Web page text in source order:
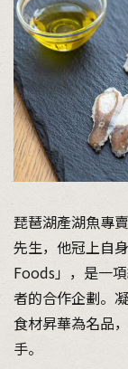
琵琶湖產湖魚專
先生，他冠上自
Foods」，是一
者的合作企劃。
食材昇華為名品
手。